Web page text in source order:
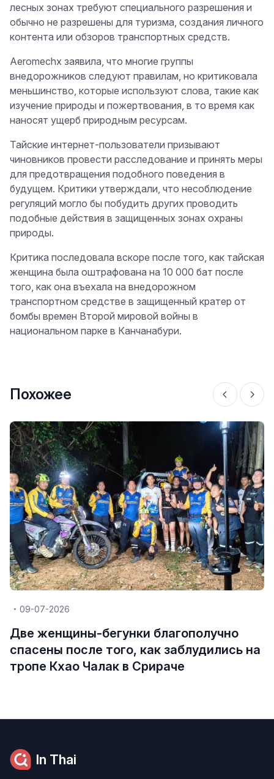
лесных зонах требуют специального разрешения и
обычно не разрешены для туризма, создания личного
контента или обзоров транспортных средств.
Aeromechx заявила, что многие группы
внедорожников следуют правилам, но критиковала
меньшинство, которые используют слова, такие как
изучение природы и пожертвования, в то время как
наносят ущерб природным ресурсам.
Тайские интернет-пользователи призывают
чиновников провести расследование и принять меры
для предотвращения подобного поведения в
будущем. Критики утверждали, что несоблюдение
регуляций могло бы побудить других проводить
подобные действия в защищенных зонах охраны
природы.
Критика последовала вскоре после того, как тайская
женщина была оштрафована на 10 000 бат после
того, как она въехала на внедорожном
транспортном средстве в защищенный кратер от
бомбы времен Второй мировой войны в
национальном парке в Канчанабури.
Похожее
09-07-2026
Две женщины-бегунки благополучно
спасены после того, как заблудились на
тропе Кхао Чалак в Срираче
In Thai